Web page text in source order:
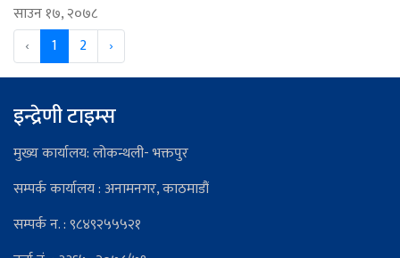
साउन १७, २०७८
‹
1 2 ›
इन्द्रेणी टाइम्स
मुख्य कार्यालय: लोकन्थली- भक्तपुर
सम्पर्क कार्यालय : अनामनगर, काठमाडौं
सम्पर्क न. : ९८४९२५५५२१